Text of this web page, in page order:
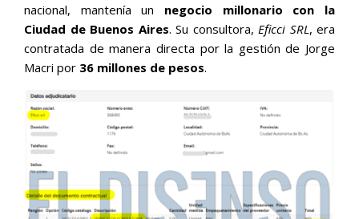
nacional, mantenía un negocio millonario con la
Ciudad de Buenos Aires. Su consultora, Eficci SRL, era
contratada de manera directa por la gestión de Jorge
Macri por 36 millones de pesos.